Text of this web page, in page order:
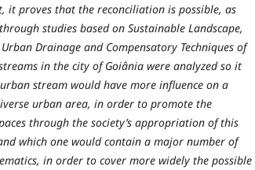
it proves that the reconciliation is possible, as
studies based on Sustainable Landscape,
Drainage and Compensatory Techniques of
in the city of Goiânia were analyzed so it
stream would have more influence on a
urban area, in order to promote the
through the society’s appropriation of this
which one would contain a major number of
in order to cover more widely the possible